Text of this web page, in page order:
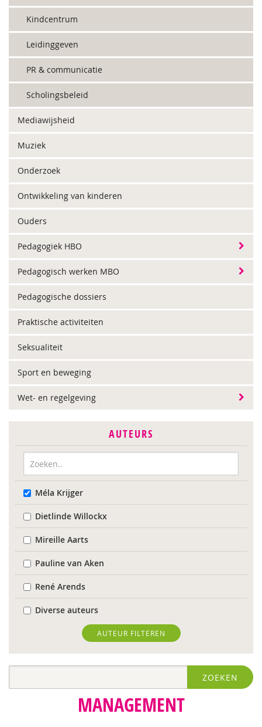
Kindcentrum
Leidinggeven
PR & communicatie
Scholingsbeleid
Mediawijsheid
Muziek
Onderzoek
Ontwikkeling van kinderen
Ouders
Pedagogiek HBO
Pedagogisch werken MBO
Pedagogische dossiers
Praktische activiteiten
Seksualiteit
Sport en beweging
Wet- en regelgeving
AUTEURS
Méla Krijger
Dietlinde Willockx
Mireille Aarts
Pauline van Aken
René Arends
Diverse auteurs
Roli Ayutsede
Rosalie Baan
Pieter Paul Bakker
AUTEUR FILTEREN
ZOEKEN
MANAGEMENT